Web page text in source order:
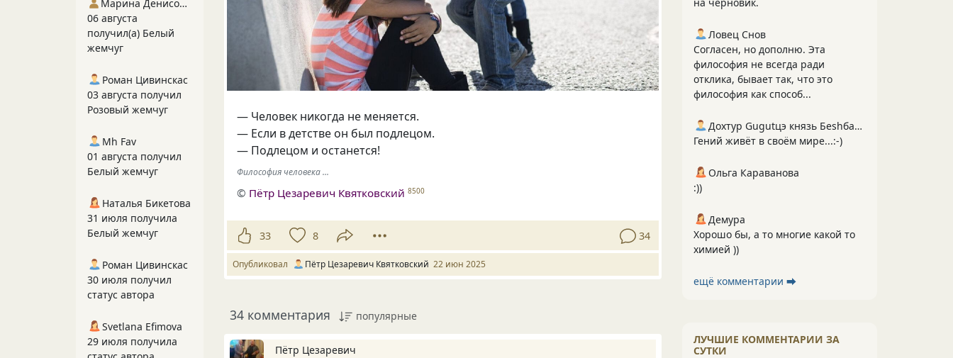
— Человек никогда не меняется.
— Если в детстве он был подлецом.
— Подлецом и останется!
Философия человека ...
© Пётр Цезаревич Квятковский 8500
33 8 34
Опубликовал Пётр Цезаревич Квятковский 22 июн 2025
34 комментария популярные
Пётр Цезаревич
Ловец Снов
Согласен, но дополню. Эта
философия не всегда ради
отклика, бывает так, что это
философия как способ...
Дохтур Gugutцэ князь Беshбармакоff
Гений живёт в своём мире...:-)
Ольга Караванова
:))
Демура
Хорошо бы, а то многие какой то
химией ))
ещё комментарии ⮕
ЛУЧШИЕ КОММЕНТАРИИ ЗА
СУТКИ
Марина Денисова 5
06 августа
получил(а) Белый
жемчуг
Роман Цивинскас
03 августа получил
Розовый жемчуг
Mh Fav
01 августа получил
Белый жемчуг
Наталья Бикетова
31 июля получила
Белый жемчуг
Роман Цивинскас
30 июля получил
статус автора
Svetlana Efimova
29 июля получила